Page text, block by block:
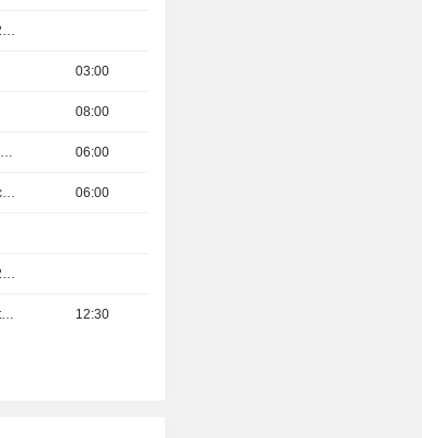
Publication des résultats - Q2 2026
03:00
08:00
Détachement de dividende - 0.62 TWD 06:00
Détachement de dividende exceptionnelle - 5.38 TWD 06:00
Publication des résultats - Q2 2026
Réunion du Conseil d'Administration 12:30